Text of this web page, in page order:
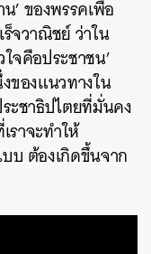
’ ของพรรคเพื่อ
จวาณิชย์ ว่าใน
จคือประชาชน’
ของแนวทางใน
ะชาธิปไตยที่มั่นคง
ราจะทำให้
บ ต้องเกิดขึ้นจาก